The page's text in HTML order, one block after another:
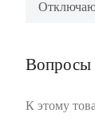
Вопросы
К этому